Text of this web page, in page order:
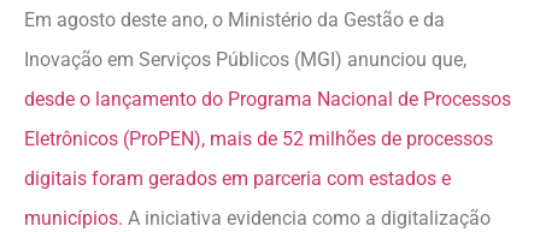
Em agosto deste ano, o Ministério da Gestão e da
Inovação em Serviços Públicos (MGI) anunciou que,
desde o lançamento do Programa Nacional de Processos
Eletrônicos (ProPEN), mais de 52 milhões de processos
digitais foram gerados em parceria com estados e
municípios. A iniciativa evidencia como a digitalização